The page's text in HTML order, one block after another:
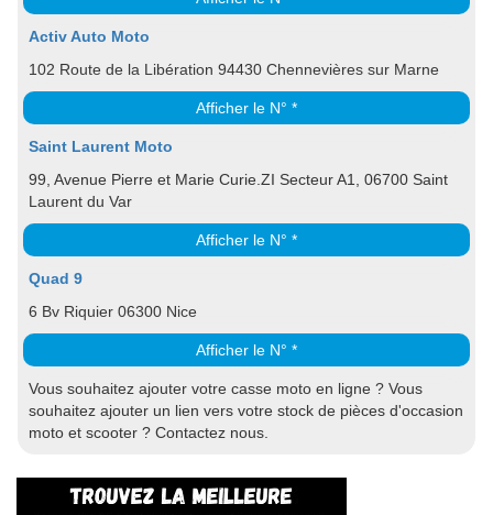
Activ Auto Moto
102 Route de la Libération 94430 Chennevières sur Marne
Afficher le N° *
Saint Laurent Moto
99, Avenue Pierre et Marie Curie.ZI Secteur A1, 06700 Saint
Laurent du Var
Afficher le N° *
Quad 9
6 Bv Riquier 06300 Nice
Afficher le N° *
Vous souhaitez ajouter votre casse moto en ligne ? Vous
souhaitez ajouter un lien vers votre stock de pièces d'occasion
moto et scooter ? Contactez nous.